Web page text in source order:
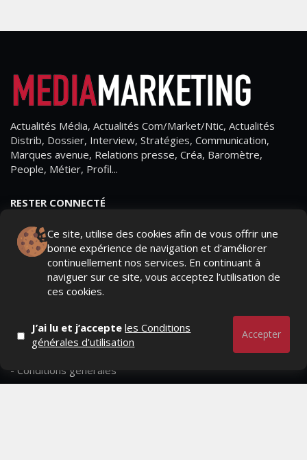
Ce site, utilise des cookies afin de vous offrir une
bonne expérience de navigation et d’améliorer
continuellement nos services. En continuant à
naviguer sur ce site, vous acceptez l’utilisation de
ces cookies.
J’ai lu et j’accepteles Conditions
générales d'utilisation
Accepter
Actualités Média, Actualités Com/Market/Ntic, Actualités
Distrib, Dossier, Interview, Stratégies, Communication,
Marques avenue, Relations presse, Créa, Baromètre,
People, Métier, Profil...
RESTER CONNECTÉ
- Page d'accueil
- Contactez-nous
- Conditions générales